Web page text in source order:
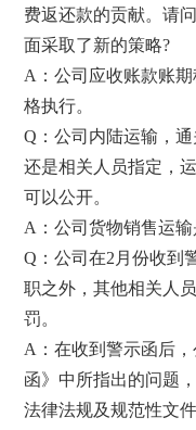
费返还款的贡献。请
面采取了新的策略?
A：公司应收账款账
格执行。
Q：公司内陆运输，
还是相关人员指定，
可以公开。
A：公司货物销售运输
Q：公司在2月份收到
职之外，其他相关人
罚。
A：在收到警示函后
函》中所指出的问题
法律法规及规范性文